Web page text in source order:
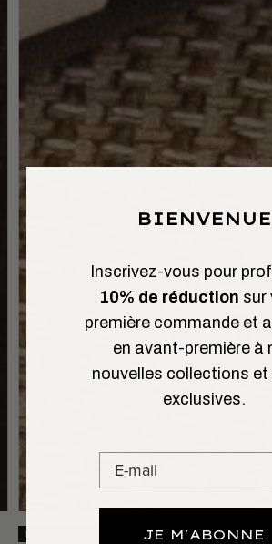
LAST CHANCE
BIENVENUE
Inscrivez-vous pour
10% de réduction sur
première commande et
en avant-première à
nouvelles collections et
exclusives.
JE M'ABONNE